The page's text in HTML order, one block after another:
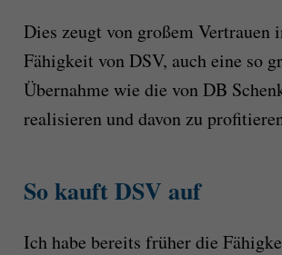
Dies zeugt von großem Vertrauen
Fähigkeit von DSV, auch eine so
Übernahme wie die von DB
realisieren und davon zu
So kauft DSV auf
Ich habe bereits früher die